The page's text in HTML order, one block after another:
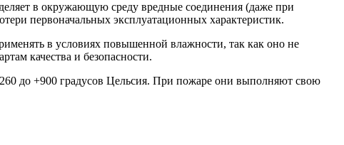
в окружающую среду вредные соединения (даже при
первоначальных эксплуатационных характеристик.
в условиях повышенной влажности, так как оно не
качества и безопасности.
до +900 градусов Цельсия. При пожаре они выполняют свою